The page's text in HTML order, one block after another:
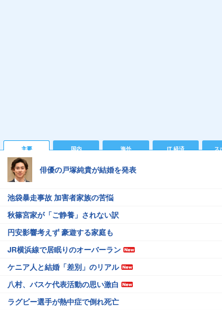
主要 国内 海外 IT 経済 ス
俳優の戸塚純貴が結婚を発表
池袋暴走事故 加害者家族の苦悩
秋篠宮家が「ご静養」されない訳
円安影響考えず 豪遊する家庭も
JR横浜線で居眠りのオーバーラン
ケニア人と結婚「差別」のリアル
八村、バスケ代表活動の思い激白
ラグビー選手が熱中症で倒れ死亡